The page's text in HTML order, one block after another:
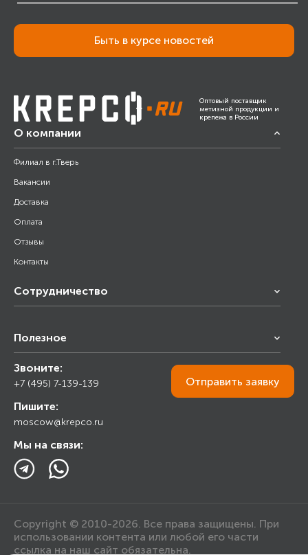
Быть в курсе новостей
Оптовый поставщик
метизной продукции и
крепежа в России
О компании
Филиал в г.Тверь
Вакансии
Доставка
Оплата
Отзывы
Контакты
Сотрудничество
Снабжение строительства
Торговым организациям
Полезное
Калькулятор
Прайс лист
Ответы на вопросы
Блог
Звоните:
+7 (495) 7-139-139
Пишите:
moscow@krepco.ru
Мы на связи:
Отправить заявку
Copyright © 2010-2026. Все права защищены. При
использовании контента или любой его части
ссылка на наш сайт обязательна.